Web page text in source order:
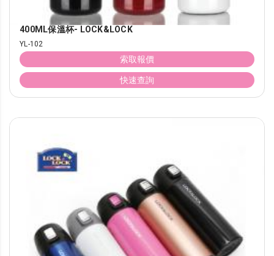
400ML保溫杯- LOCK&LOCK
YL-102
索取報價
快速查詢